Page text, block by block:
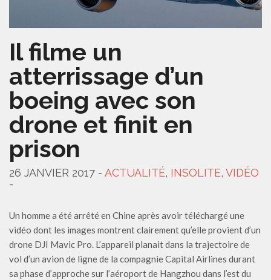
Il filme un
atterrissage d’un
boeing avec son
drone et finit en
prison
26 JANVIER 2017 - ACTUALITÉ, INSOLITE, VIDÉO
-
Un homme a été arrêté en Chine après avoir téléchargé une
vidéo dont les images montrent clairement qu’elle provient d’un
drone DJI Mavic Pro. L’appareil planait dans la trajectoire de
vol d’un avion de ligne de la compagnie Capital Airlines durant
sa phase d’approche sur l’aéroport de Hangzhou dans l’est du